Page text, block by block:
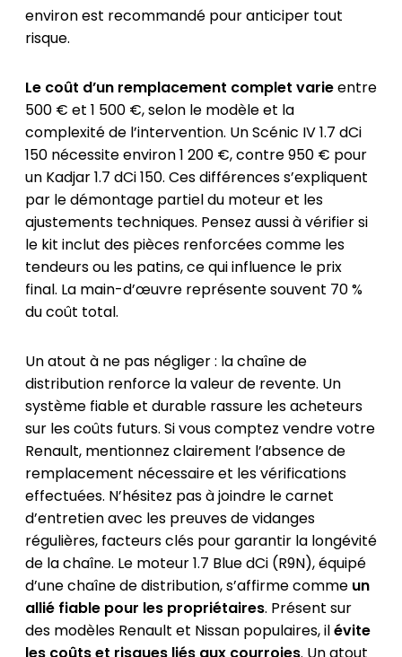
environ est recommandé pour anticiper tout
risque.
Le coût d’un remplacement complet varieentre
500 € et 1 500 €, selon le modèle et la
complexité de l’intervention. Un Scénic IV 1.7 dCi
150 nécessite environ 1 200 €, contre 950 € pour
un Kadjar 1.7 dCi 150. Ces différences s’expliquent
par le démontage partiel du moteur et les
ajustements techniques. Pensez aussi à vérifier si
le kit inclut des pièces renforcées comme les
tendeurs ou les patins, ce qui influence le prix
final. La main-d’œuvre représente souvent 70 %
du coût total.
Un atout à ne pas négliger : la chaîne de
distribution renforce la valeur de revente. Un
système fiable et durable rassure les acheteurs
sur les coûts futurs. Si vous comptez vendre votre
Renault, mentionnez clairement l’absence de
remplacement nécessaire et les vérifications
effectuées. N’hésitez pas à joindre le carnet
d’entretien avec les preuves de vidanges
régulières, facteurs clés pour garantir la longévité
de la chaîne. Le moteur 1.7 Blue dCi (R9N), équipé
d’une chaîne de distribution, s’affirme comme un
allié fiable pour les propriétaires. Présent sur
des modèles Renault et Nissan populaires, ilévite
les coûts et risques liés aux courroies. Un atout